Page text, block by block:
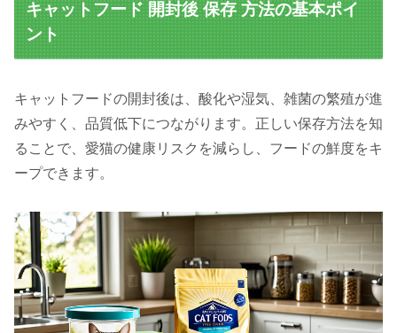
キャットフード 開封後 保存 方法の基本ポイ
ント
キャットフードの開封後は、酸化や湿気、雑菌の繁殖が進
みやすく、品質低下につながります。正しい保存方法を知
ることで、愛猫の健康リスクを減らし、フードの鮮度をキ
ープできます。